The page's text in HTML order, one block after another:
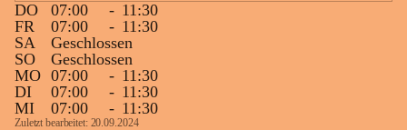
DO
07:00 - 11:30
FR
07:00 - 11:30
SA
Geschlossen
SO
Geschlossen
MO 07:00 - 11:30
DI
07:00 - 11:30
MI
07:00 - 11:30
Zuletzt bearbeitet: 20.09.2024